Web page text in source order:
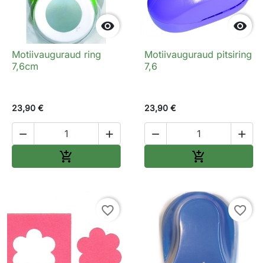

Motiivauguraud ring
7,6cm
23,90 €
 


Motiivauguraud pitsiring
7,6
23,90 €
 

favorite_border favorite_border